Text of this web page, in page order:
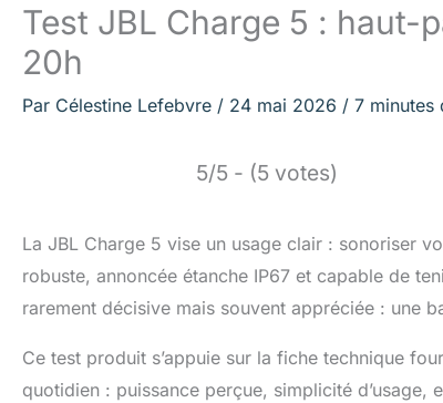
Test JBL Charge 5 : haut-
20h
Par Célestine Lefebvre / 24 mai 2026 / 7 minutes
5/5 - (5 votes)
La JBL Charge 5 vise un usage clair : sonoriser
robuste, annoncée étanche IP67 et capable de
rarement décisive mais souvent appréciée : une
Ce test produit s’appuie sur la fiche technique
quotidien : puissance perçue, simplicité